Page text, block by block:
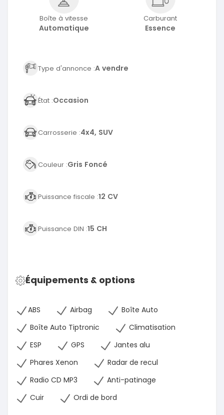
Boîte à vitesse
Automatique
Carburant
Essence
Type d'annonce :A vendre
État :Occasion
Carrosserie :4x4, SUV
Couleur :Gris Foncé
Puissance fiscale :12 CV
Puissance DIN :15 CH
Équipements & options
ABS Airbag
Boîte Auto
Boîte Auto Tiptronic
Climatisation
ESP
GPS
Jantes alu
Phares Xenon
Radar de recul
Radio CD MP3
Anti-patinage
Cuir
Ordi de bord